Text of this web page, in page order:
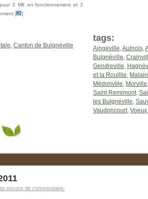
2 M€ en fonctionnement et 2
[
]
, Canton de Bulgnéville
tags:
Aingeville,Aulnois,
Bulgnéville,
Gendreville,
et la Rouillie,
Médonville, Morville
Saint Remimont,
les Bulgnéville,
Vaudoncourt, Voeux
encore de commentaire.